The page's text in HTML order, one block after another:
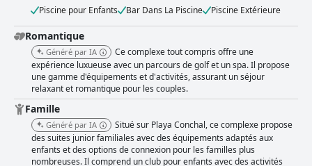
Piscine pour Enfants
Bar Dans La Piscine Piscine Extérieure
Romantique
Généré par IA
Ce complexe tout compris offre une
expérience luxueuse avec un parcours de golf et un spa. Il propose
une gamme d'équipements et d'activités, assurant un séjour
relaxant et romantique pour les couples.
Famille
Généré par IA
Situé sur Playa Conchal, ce complexe propose
des suites junior familiales avec des équipements adaptés aux
enfants et des options de connexion pour les familles plus
nombreuses. Il comprend un club pour enfants avec des activités